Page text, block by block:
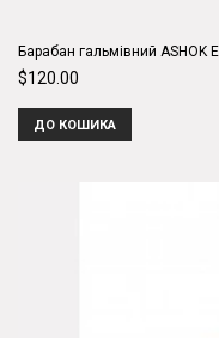
Барабан гальмівний ASHOK
$120.00
ДО КОШИКА